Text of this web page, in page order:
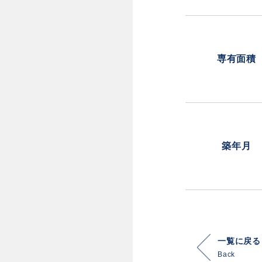
専有面積
築年月
一覧に戻る
Back